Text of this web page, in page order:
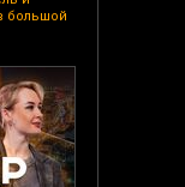
большой